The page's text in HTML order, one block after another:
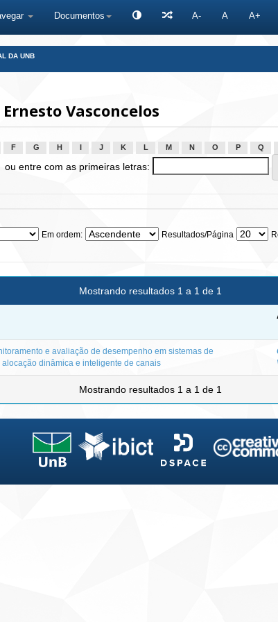
Documentos A- A A+
DA UNB
Vasconcelos
F G H J K L M N O P Q
ou entre com as primeiras letras:
Em ordem: Resultados/Página
Mostrando resultados 1 a 1 de 1
e avaliação de desempenho em sistemas de
dinâmica e inteligente de canais
Mostrando resultados 1 a 1 de 1